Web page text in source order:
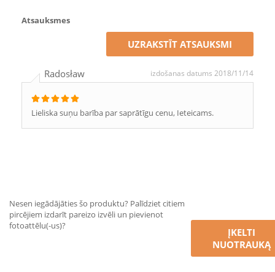
Atsauksmes
UZRAKSTĪT ATSAUKSMI
Radosław izdošanas datums 2018/11/14
Lieliska suņu barība par saprātīgu cenu, Ieteicams.
Nesen iegādājāties šo produktu? Palīdziet citiem
pircējiem izdarīt pareizo izvēli un pievienot
fotoattēlu(-us)?
ĮKELTI
NUOTRAUKĄ